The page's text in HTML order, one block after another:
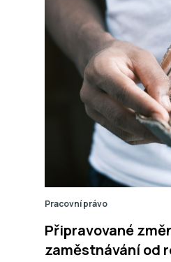
Pracovní právo
Připravované
zaměstnávání od